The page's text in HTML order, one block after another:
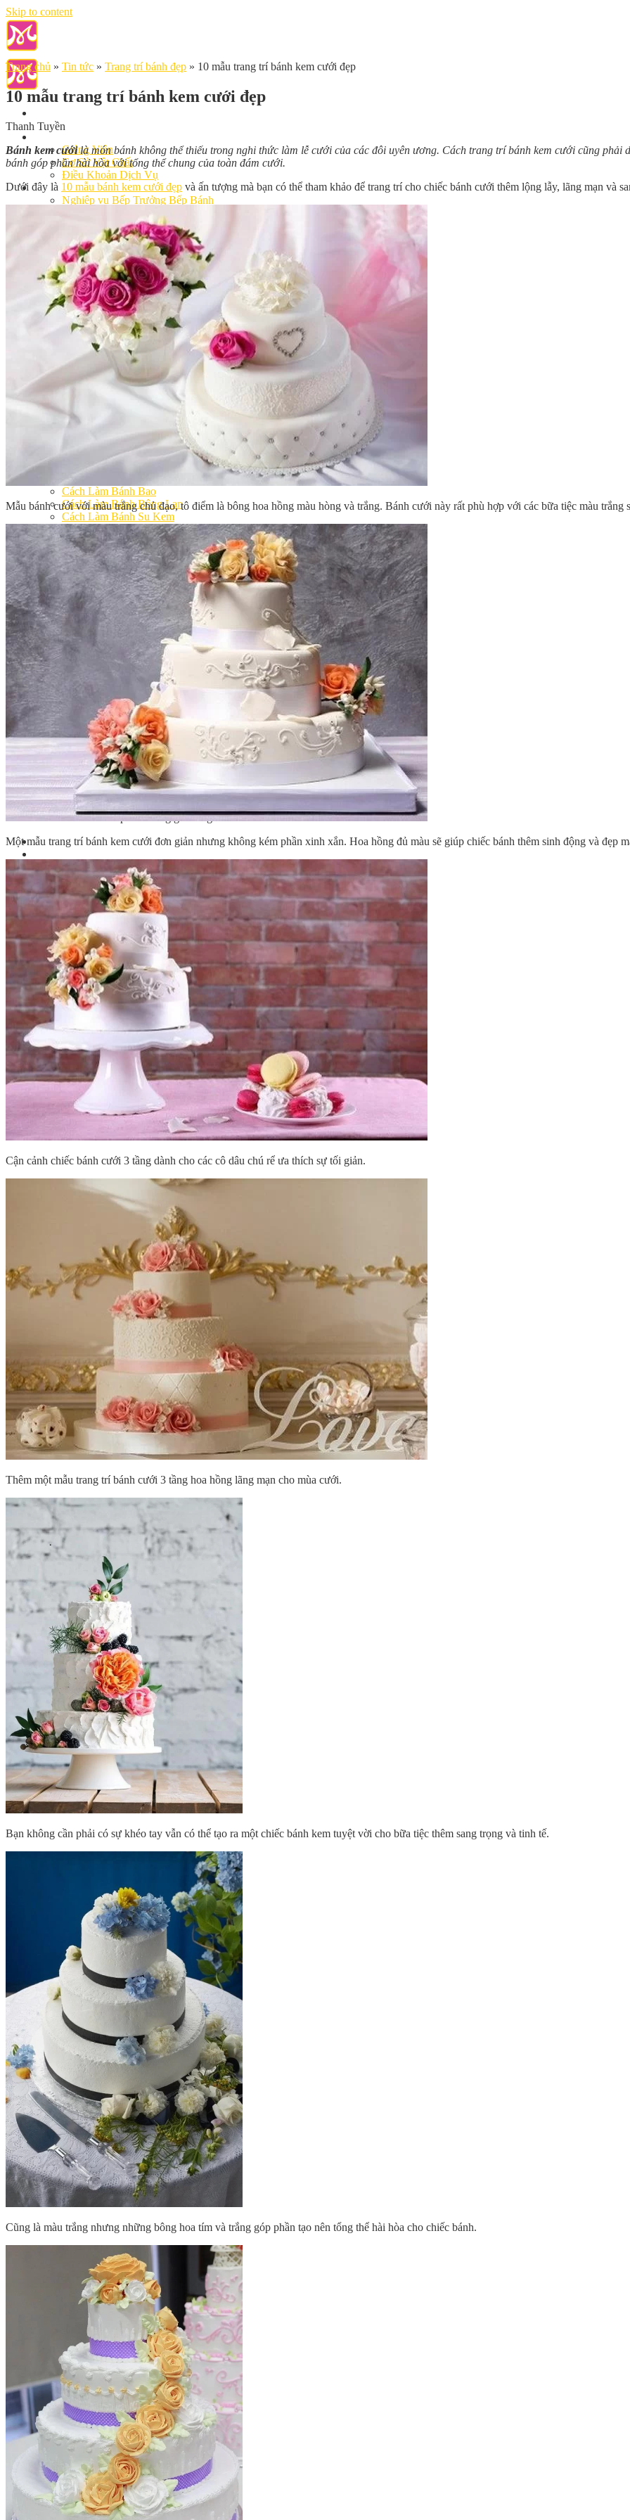
Skip to content
Giảng Viên
Cơ Sở Vật Chất
Điều Khoản Dịch Vụ
Học Làm Bánh
Nghiệp vụ Bếp Trưởng Bếp Bánh
Nghiệp Vụ Bếp Bánh Quốc Tế
Nghiệp Vụ Quản Lý Bếp Bánh
Khóa Học Bánh Mì Nâng Cao
Nghiệp Vụ Bánh Kem
Khóa Học Làm Bánh Việt
Khóa Học Làm Bánh Nhật
Khóa Học Bánh Đài Loan
Học Làm Bánh Ngắn Hạn
Khóa Học Bánh Kinh Doanh
Khóa Học Handmade Mini Cake
Master Class
Chuyên Đề
Khai Giảng
Lịch học – Lịch thi
Đăng Ký Học
Công Thức
Cách Làm Bánh Việt
Cách Làm Bánh Âu
Cách Làm Bánh Kem
Cách Làm Bánh Mì
Cách Làm Bánh Trung Thu
Cách Làm Bánh Flan
Cách Làm Bánh Bao
Cách Làm Bánh Bông Lan
Cách Làm Bánh Su Kem
Cách làm bánh CupCake
Cách Làm Bánh Pizza
Cách làm bánh chay
Cách Làm Kẹo – Mứt
Video
Tin tức
Tin Tổng Hợp
Hướng Nghiệp Á Âu
Bếp Nhà Kate
Kinh Nghiệm Kinh Doanh
Cơ Hội Việc Làm
Kiến Thức – Kỹ Năng
Dụng Cụ Làm Bánh
Nguyên Liệu Làm Bánh
Gương Thành Công
Thư Viện Hình Ảnh
Hỏi Đáp
Siêu thị ĐVP Market
Việc Làm
Chưa có sản phẩm trong giỏ hàng.
Giỏ hàng
Chưa có sản phẩm trong giỏ hàng.
Trang chủ » Tin tức » Trang trí bánh đẹp » 10 mẫu trang trí bánh kem cưới đẹp
10 mẫu trang trí bánh kem cưới đẹp
Thanh Tuyền
Bánh kem cướilà món bánh không thể thiếu trong nghi thức làm lễ cưới của các đôi uyên ương. Cách trang trí bánh kem cưới cũng phải
bánh góp phần hài hòa với tổng thể chung của toàn đám cưới.
Dưới đây là 10 mẫu bánh kem cưới đẹp và ấn tượng mà bạn có thể tham khảo để trang trí cho chiếc bánh cưới thêm lộng lẫy, lãng mạn và
Mẫu bánh cưới với màu trắng chủ đạo, tô điểm là bông hoa hồng màu hòng và trắng. Bánh cưới này rất phù hợp với các bữa tiệc màu trắng
Một mẫu trang trí bánh kem cưới đơn giản nhưng không kém phần xinh xắn. Hoa hồng đủ màu sẽ giúp chiếc bánh thêm sinh động và đẹp
Cận cảnh chiếc bánh cưới 3 tầng dành cho các cô dâu chú rể ưa thích sự tối giản.
Thêm một mẫu trang trí bánh cưới 3 tầng hoa hồng lãng mạn cho mùa cưới.
Bạn không cần phải có sự khéo tay vẫn có thể tạo ra một chiếc bánh kem tuyệt vời cho bữa tiệc thêm sang trọng và tinh tế.
Cũng là màu trắng nhưng những bông hoa tím và trắng góp phần tạo nên tổng thể hài hòa cho chiếc bánh.